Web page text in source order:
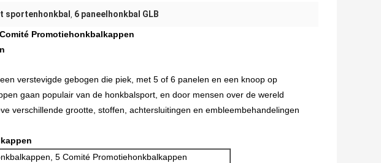
sportenhonkbal , 6 paneelhonkbal GLB
Promotiehonkbalkappen
verstevigde gebogen die piek, met 5 of 6 panelen en een knoop op
gaan populair van de honkbalsport, en door mensen over de wereld
verschillende grootte, stoffen, achtersluitingen en embleembehandelingen
5 Comité Promotiehonkbalkappen